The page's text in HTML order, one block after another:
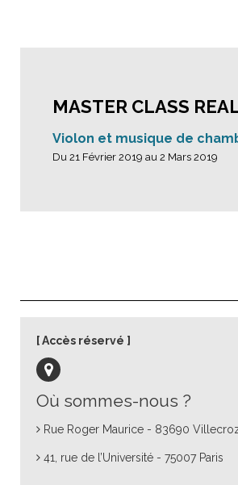
MASTER CLASS
Violon et musique de
Du 21 Février 2019 au 2 Mars 2019
Où sommes-nous ?
Rue Roger Maurice - 83690
41, rue de l’Université - 75007 Paris
Accès réservé